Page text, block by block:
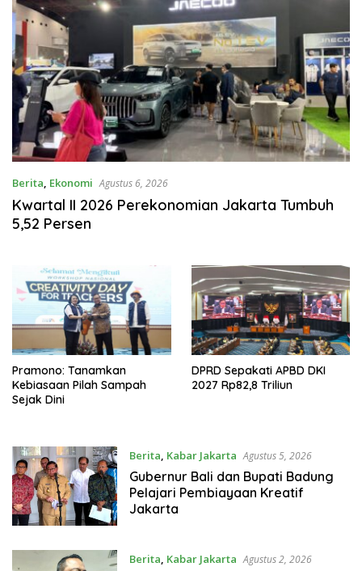
Berita, Ekonomi Agustus 6, 2026
Kwartal II 2026 Perekonomian Jakarta Tumbuh
5,52 Persen
Pramono: Tanamkan
Kebiasaan Pilah Sampah
Sejak Dini
DPRD Sepakati APBD DKI
2027 Rp82,8 Triliun
Berita, Kabar Jakarta Agustus 5, 2026
Gubernur Bali dan Bupati Badung
Pelajari Pembiayaan Kreatif
Jakarta
Berita, Kabar Jakarta Agustus 2, 2026